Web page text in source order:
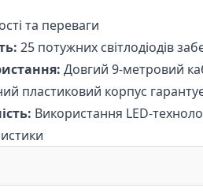
та переваги
25 потужних світлодіодів
Довгий 9-метровий
пластиковий корпус
Використання LED-